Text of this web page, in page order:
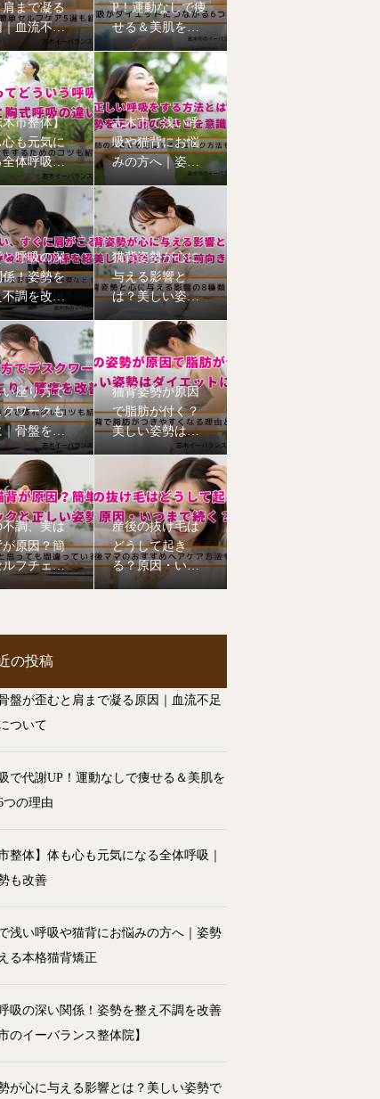
肩まで凝る
｜血流不足
膜について
P！運動なしで痩
せる＆美肌を叶
える6つの理由
木市整体】
心も元気に
全体呼吸｜
姿勢も改善
志木市で浅い呼
吸や猫背にお悩
みの方へ｜姿勢
から整える本格
猫背矯正
と呼吸の深
係！姿勢を
不調を改善
木市のイー
ンス整体
猫背姿勢が心に
与える影響と
は？美しい姿勢
で毎日を前向き
に【志木市の整
体院】
い座り方で
クワークも
｜骨盤を立
肩こり・腰
改善！
猫背姿勢が原因
で脂肪が付く？
美しい姿勢はダ
イエットに効果
不調、実は
が原因？簡
ルフチェッ
正しい姿勢
産後の抜け毛は
どうして起き
る？原因・いつ
まで続く？ヘア
の投稿
盤が歪むと肩まで凝る原因｜血流不足
ついて
で代謝UP！運動なしで痩せる＆美肌を
つの理由
整体】体も心も元気になる全体呼吸｜
も改善
浅い呼吸や猫背にお悩みの方へ｜姿勢
る本格猫背矯正
吸の深い関係！姿勢を整え不調を改善
のイーバランス整体院】
が心に与える影響とは？美しい姿勢で